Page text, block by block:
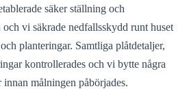
säker ställning och
vi säkrade nedfallsskydd runt huset
planteringar. Samtliga plåtdetaljer,
kontrollerades och vi bytte några
målningen påbörjades.